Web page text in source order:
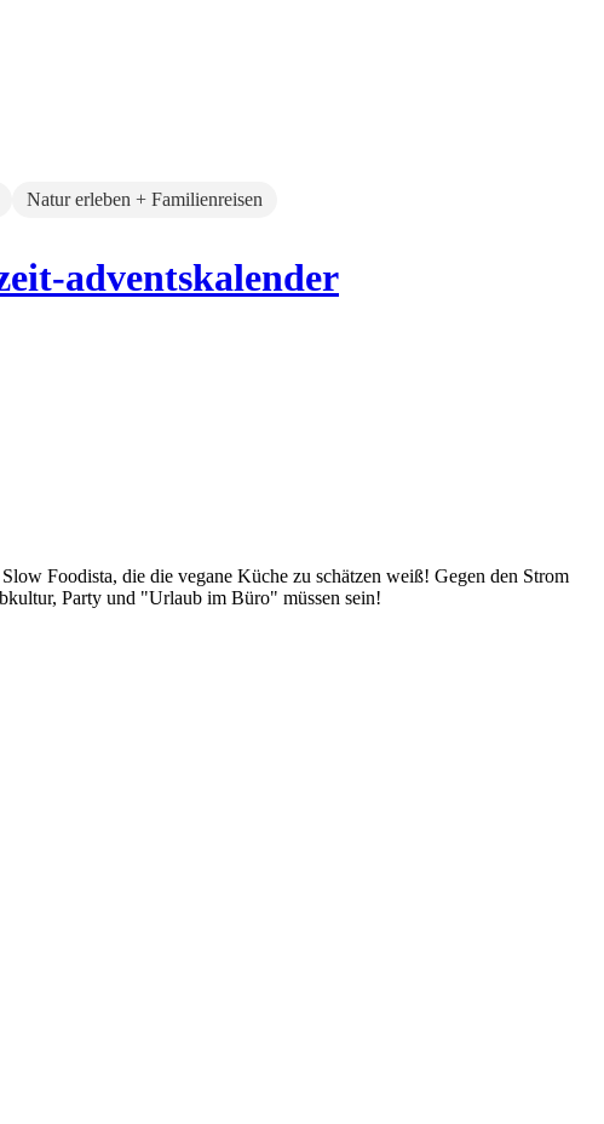
Natur erleben + Familienreisen
adventskalender
Foodista, die die vegane Küche zu schätzen weiß! Gegen den Strom
Party und "Urlaub im Büro" müssen sein!